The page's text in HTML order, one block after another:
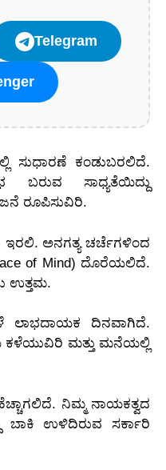
Telegram
ಸುಧಾರಣೆ ಕಂಡುಬರಲಿದೆ.
ಸಾಧ್ಯತೆಯಿದ್ದು
ರೂಪಿಸುವಿರಿ.
ಅನಗತ್ಯ ಚರ್ಚೆಗಳಿಂದ
of Mind) ದೊರೆಯಲಿದೆ.
ಉತ್ತಮ.
ಲಾಭದಾಯಕ ದಿನವಾಗಿದೆ.
ಮತ್ತು ಮನೆಯಲ್ಲಿ
ನಿಮ್ಮ ನಾಯಕತ್ವದ
ಬಾಕಿ ಉಳಿದಿರುವ ಸರ್ಕಾರಿ